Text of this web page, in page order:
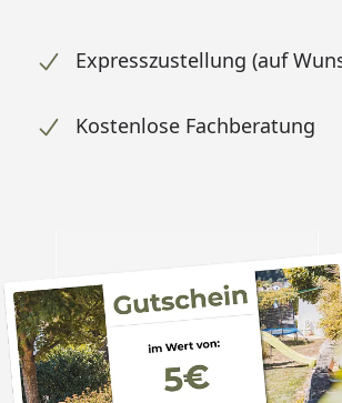
Expresszustellung (auf
Kostenlose Fachberatung